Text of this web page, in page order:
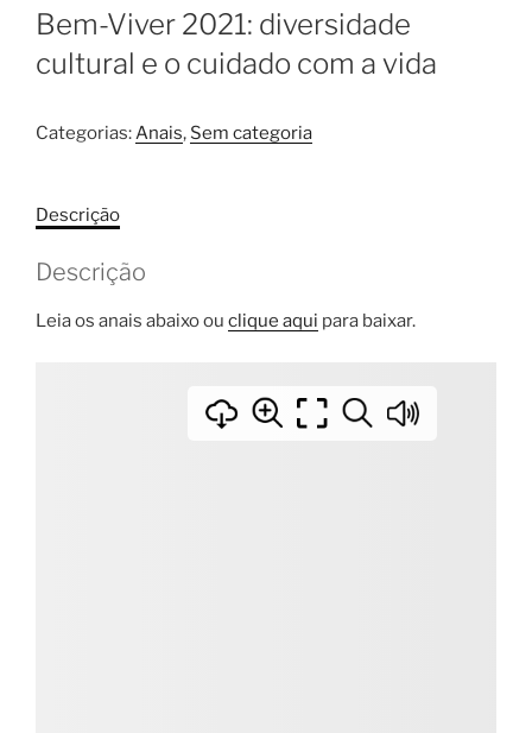
Bem-Viver 2021: diversidade
cultural e o cuidado com a vida
Categorias:Anais, Sem categoria
Descrição
Descrição
Leia os anais abaixo ou clique aqui para baixar.